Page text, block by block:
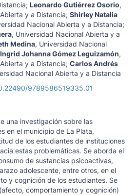
; Leonardo Gutiérrez Osorio,
y a Distancia; Shirley Natalia
Nacional Abierta y a Distancia;
, Universidad Nacional Abierta y a
Medina, Universidad Nacional
Ingrid Johanna Gómez Leguizamón,
y a Distancia; Carlos Andrés
Nacional Abierta y a Distancia
9789586519335.01
una investigación sobre las
en el municipio de La Plata,
de los estudiantes de instituciones
estas problemáticas. Se aborda el
de sustancias psicoactivas,
adolescente, entre otros, en el
y cognición de los estudiantes. Se
comportamiento y cognición)